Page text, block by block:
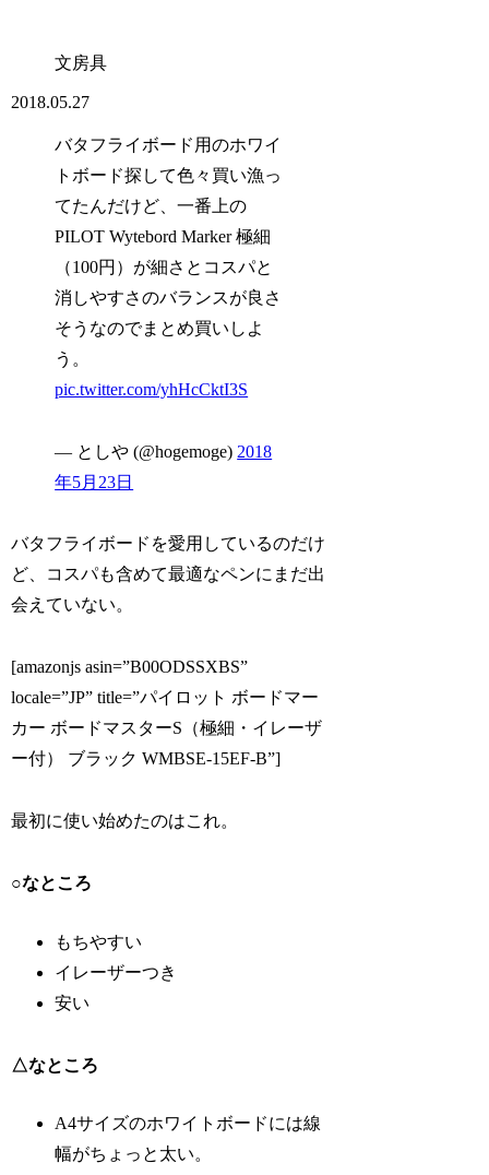
文房具
2018.05.27
バタフライボード用のホワイ
トボード探して色々買い漁っ
てたんだけど、一番上の
PILOT Wytebord Marker 極細
（100円）が細さとコスパと
消しやすさのバランスが良さ
そうなのでまとめ買いしよ
う。
pic.twitter.com/yhHcCktI3S
— としや (@hogemoge) 2018
年5月23日
バタフライボードを愛用しているのだけ
ど、コスパも含めて最適なペンにまだ出
会えていない。
[amazonjs asin=”B00ODSSXBS”
locale=”JP” title=”パイロット ボードマー
カー ボードマスターS（極細・イレーザ
ー付） ブラック WMBSE-15EF-B”]
最初に使い始めたのはこれ。
○なところ
もちやすい
イレーザーつき
安い
△なところ
A4サイズのホワイトボードには線
幅がちょっと太い。